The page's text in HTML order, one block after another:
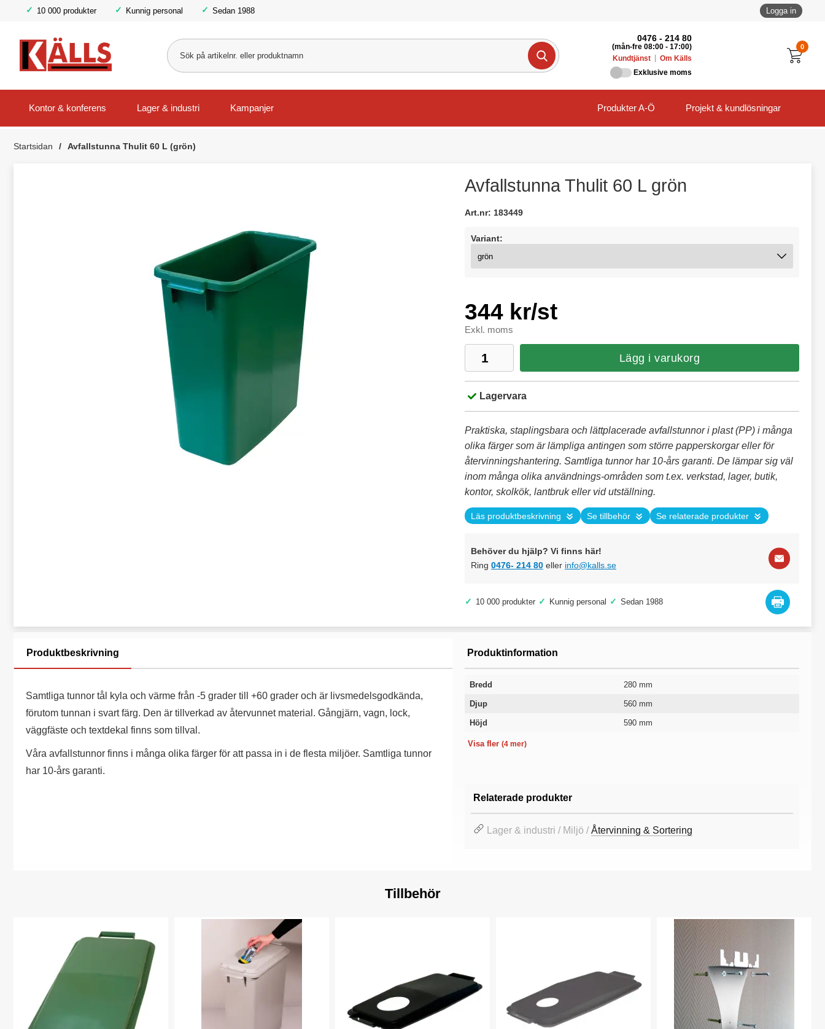
10 000 produkter Kunnig personal Sedan 1988 Logga in
0
0476 - 214 80
(mån-fre 08:00 - 17:00)
Kundtjänst
Om Källs
Exklusive moms
Kontor & konferens Lager & industri Kampanjer Produkter A-Ö Projekt & kundlösningar
Startsidan Avfallstunna Thulit 60 L (grön)
Avfallstunna Thulit 60 L grön
Art.nr: 183449
Variant:
344 kr/st
Exkl. moms
Lägg i varukorg
Lagervara
Praktiska, staplingsbara och lättplacerade avfallstunnor i plast (PP) i många
olika färger som är lämpliga antingen som större papperskorgar eller för
återvinningshantering. Samtliga tunnor har 10-års garanti. De lämpar sig väl
inom många olika användnings-områden som t.ex. verkstad, lager, butik,
kontor, skolkök, lantbruk eller vid utställning.
Läs produktbeskrivning Se tillbehör Se relaterade produkter
Behöver du hjälp? Vi finns här!
Ring 0476- 214 80 eller info@kalls.se
✓ 10 000 produkter ✓ Kunnig personal ✓ Sedan 1988
Produktbeskrivning
Samtliga tunnor tål kyla och värme från -5 grader till +60 grader och är livsmedelsgodkända,
förutom tunnan i svart färg. Den är tillverkad av återvunnet material. Gångjärn, vagn, lock,
väggfäste och textdekal finns som tillval.
Våra avfallstunnor finns i många olika färger för att passa in i de flesta miljöer. Samtliga tunnor
har 10-års garanti.
Produktinformation
Bredd 280 mm
Djup 560 mm
Höjd
590 mm
Visa fler (4 mer)
Relaterade produkter
Lager & industri / Miljö /Återvinning & Sortering
Tillbehör